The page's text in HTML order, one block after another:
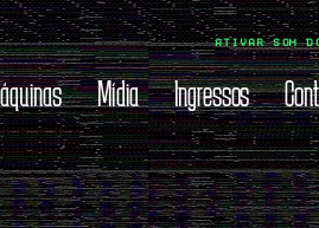
Mídia Ingressos
ATIVAR SOM